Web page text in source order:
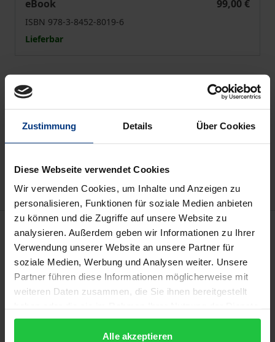
Zustimmung Details Über Cookies
Diese Webseite verwendet Cookies
Wir verwenden Cookies, um Inhalte und Anzeigen zu
personalisieren, Funktionen für soziale Medien anbieten
zu können und die Zugriffe auf unsere Website zu
analysieren. Außerdem geben wir Informationen zu Ihrer
Verwendung unserer Website an unsere Partner für
soziale Medien, Werbung und Analysen weiter. Unsere
Partner führen diese Informationen möglicherweise mit
weiteren Daten zusammen, die Sie ihnen bereitgestellt
gesammelt haben.
Alle akzeptieren
eBook
99,00 €
ISBN 978-3-8452-8019-6
Lieferbar
Preisangaben inkl. MwSt. Abhängig von der Lieferadresse
kann die MwSt. an der Kasse variieren.
In den Warenkorb
Hinweise zu Versandkosten
Beschreibung
Das Buch bietet eine juristische Analyse des
kolumbianischen Friedensprozesses mit einem
konkreten Normvorschlag zum Umgang mit den im
bewaffneten Konflikt begangenen Straftaten.
Johann Melchior Raiser führt zunächst in